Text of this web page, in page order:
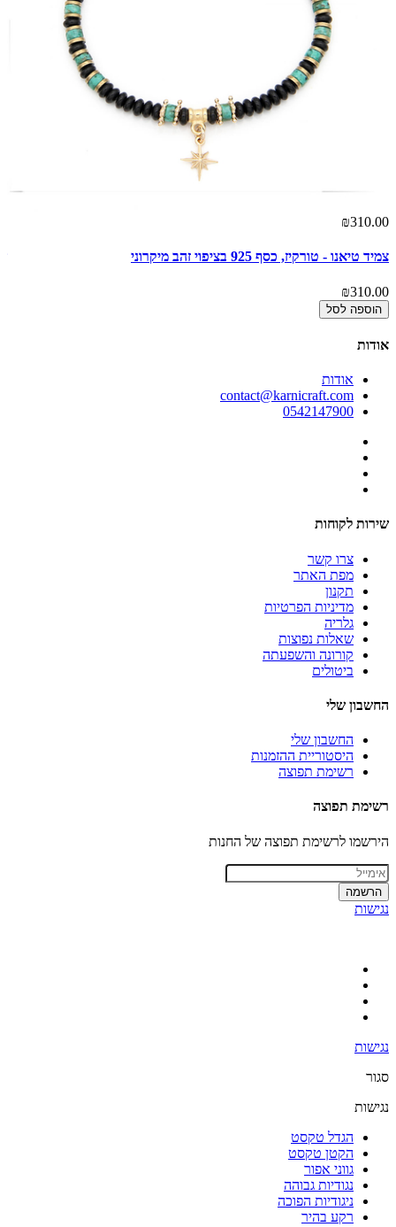
₪310.00
צמיד טיאנו - טורקיז, כסף 925 בציפוי זהב מיקרוני
₪310.00
הוספה לסל
אודות
אודות
contact@karnicraft.com
0542147900
שירות לקוחות
צרו קשר
מפת האתר
תקנון
מדיניות הפרטיות
גלריה
שאלות נפוצות
קורונה והשפעתה
ביטולים
החשבון שלי
החשבון שלי
היסטוריית ההזמנות
רשימת תפוצה
רשימת תפוצה
הירשמו לרשימת תפוצה של החנות
הרשמה
נגישות
נגישות
סגור
נגישות
הגדל טקסט
הקטן טקסט
גווני אפור
נגודיות גבוהה
ניגודיות הפוכה
רקע בהיר